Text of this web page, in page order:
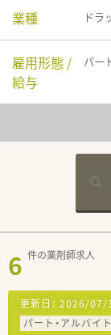
業種 ドラ
雇用形態 /
給与
パー
6 件の薬剤師求人
更新日： 2026/07/
パート・アルバイト